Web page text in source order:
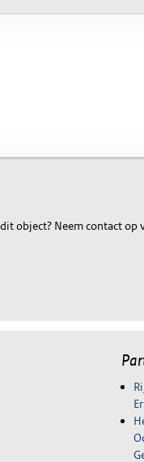
object? Neem contact op